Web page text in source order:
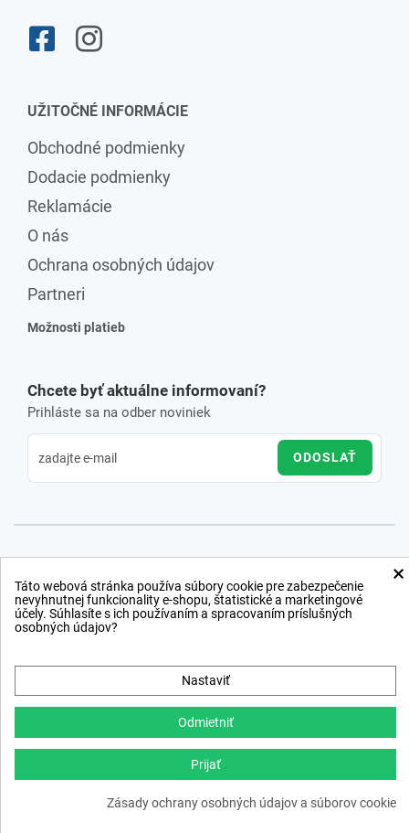
UŽITOČNÉ INFORMÁCIE
Obchodné podmienky
Dodacie podmienky
Reklamácie
O nás
Ochrana osobných údajov
Partneri
Možnosti platieb
Chcete byť aktuálne informovaní?
Prihláste sa na odber noviniek
ODOSLAŤ
webdesign,ppc›netsuccess.sk
×
Táto webová stránka používa súbory cookie pre zabezpečenie
nevyhnutnej funkcionality e-shopu, štatistické a marketingové
účely. Súhlasíte s ich používaním a spracovaním príslušných
osobných údajov?
Nastaviť
Odmietniť
Prijať
Zásady ochrany osobných údajov a súborov cookie